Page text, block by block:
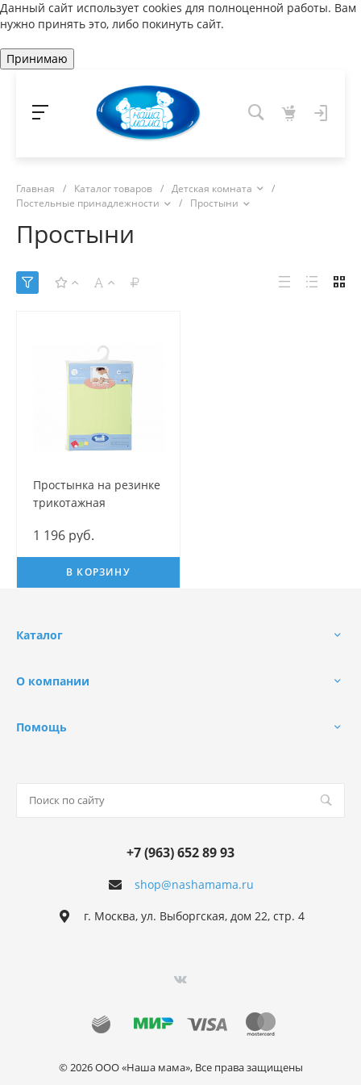
Данный сайт использует cookies для полноценной работы. Вам
нужно принять это, либо покинуть сайт.
Принимаю
Главная / Каталог товаров / Детская комната
/
Постельные принадлежности
/ Простыни
Простыни
Простынка на резинке
трикотажная
1 196 руб.
В КОРЗИНУ
Каталог
О компании
Помощь
shop@nashamama.ru
+7 (963) 652 89 93
г. Москва, ул. Выборгская, дом 22, стр. 4
© 2026 ООО «Наша мама», Все права защищены